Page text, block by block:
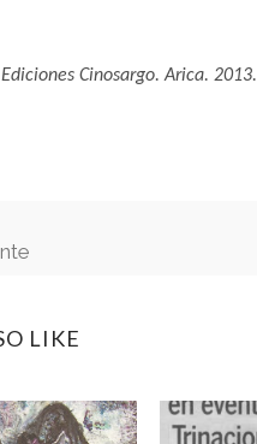
Cinosargo. Arica. 2013.
LIKE